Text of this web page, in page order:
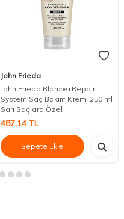
John Frieda
John Frieda Blonde+Repair
System Saç Bakım Kremi 250 ml
Sarı Saçlara Özel
487,14TL
Sepete Ekle